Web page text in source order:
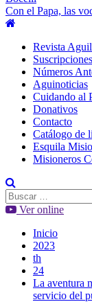
Con el Papa, las
Revista
Suscripciones
Números
Aguinoticias
Cuidando al
Donativos
Contacto
Catálogo de
Esquila
Misioneros
Buscar:
Ver online
Inicio
2023
th
24
La aventura
servicio del